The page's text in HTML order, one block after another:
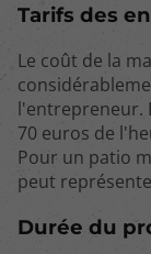
Tarifs des
Le coût de la
l'entrepreneur.
70 euros de
Pour un patio
peut
Durée du